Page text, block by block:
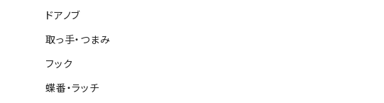
ドアノブ
取っ手・つまみ
フック
蝶番・ラッチ